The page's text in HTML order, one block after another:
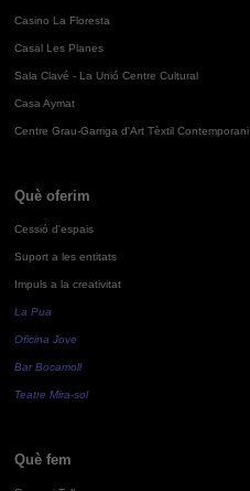
Casino La Floresta
Casal Les Planes
Sala Clavé - La Unió Centre Cultural
Casa Aymat
Centre Grau-Garriga d'Art Tèxtil Contemporani
Què oferim
Cessió d'espais
Suport a les entitats
Impuls a la creativitat
La Pua
Oficina Jove
Bar Bocamoll
Teatre Mira-sol
Què fem